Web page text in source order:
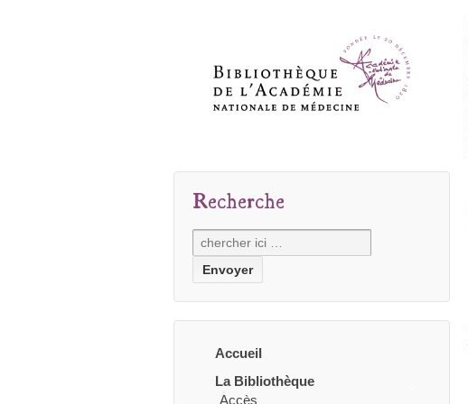
Recherche
Recherche
pour:
Accueil
La Bibliothèque
Accès